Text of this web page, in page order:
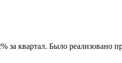
квартал. Было реализовано